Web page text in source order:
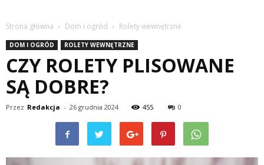
Strona główna Dom i ogród Rolety wewnętrzne
DOM I OGRÓD ROLETY WEWNĘTRZNE
CZY ROLETY PLISOWANE
SĄ DOBRE?
Przez Redakcja - 26 grudnia 2024 455 0